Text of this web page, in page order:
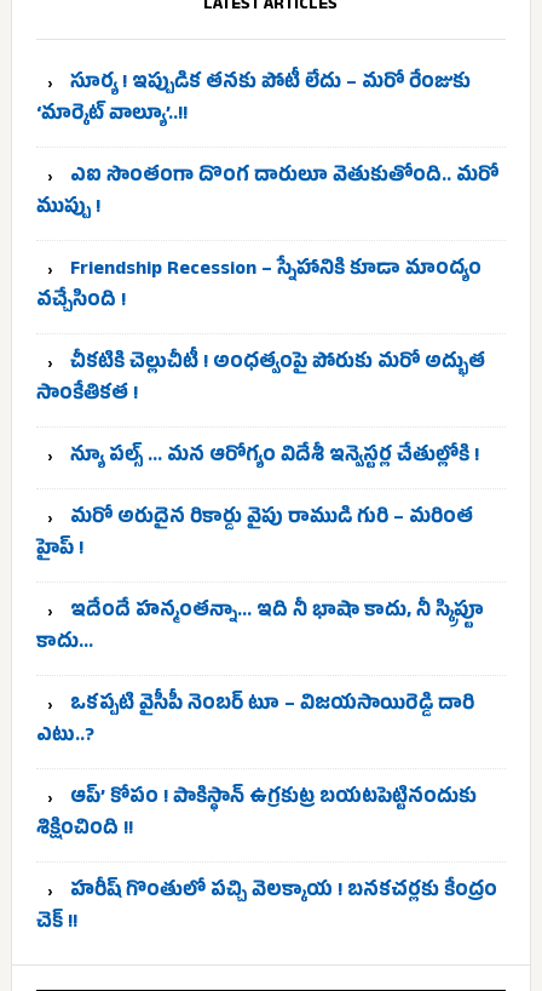
LATEST ARTICLES
సూర్య ! ఇప్పుడిక తనకు పోటీ లేదు – మరో రేంజుకు
‘మార్కెట్ వాల్యూ’..!!
ఎఐ సొంతంగా దొంగ దారులూ వెతుకుతోంది.. మరో
ముప్పు !
Friendship Recession – స్నేహానికి కూడా మాంద్యం
వచ్చేసింది !
చీకటికి చెల్లుచీటీ ! అంధత్వంపై పోరుకు మరో అద్భుత
సాంకేతికత !
న్యూ పల్స్ … మన ఆరోగ్యం విదేశీ ఇన్వెస్టర్ల చేతుల్లోకి !
మరో అరుదైన రికార్డు వైపు రాముడి గురి – మరింత
హైప్ !
ఇదేందే హన్మంతన్నా… ఇది నీ భాషా కాదు, నీ స్క్రిప్టూ
కాదు…
ఒకప్పటి వైసీపీ నెంబర్ టూ – విజయసాయిరెడ్డి దారి
ఎటు..?
ఆప్’ కోపం ! పాకిస్థాన్ ఉగ్రకుట్ర బయటపెట్టినందుకు
శిక్షించింది !!
హరీష్ గొంతులో పచ్చి వెలక్కాయ ! బనకచర్లకు కేంద్రం
చెక్ !!